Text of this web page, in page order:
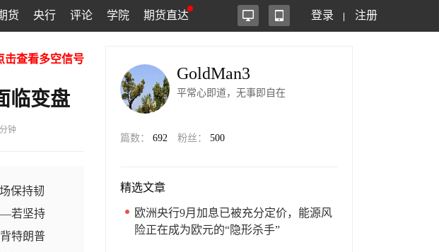
货 央行 评论 学院 期货直达 登录 注册
击查看多空信号
临变盘
钟
保持韧
若坚持
特朗普
GoldMan3
平常心即道，无事即自在
篇数： 692 粉丝： 500
精选文章
欧洲央行9月加息已被充分定价，能源风
险正在成为欧元的“隐形杀手”